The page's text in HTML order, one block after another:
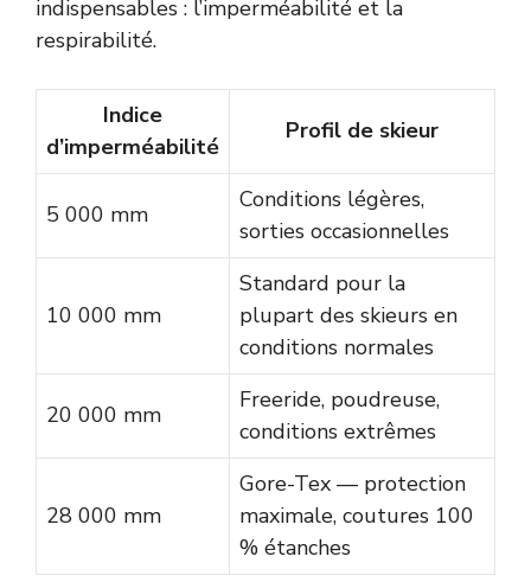
indispensables : l’imperméabilité et la
respirabilité.
Indice
d’imperméabilité
Profil de skieur
5 000 mm
Conditions légères,
sorties occasionnelles
10 000 mm
Standard pour la
plupart des skieurs en
conditions normales
20 000 mm
Freeride, poudreuse,
conditions extrêmes
28 000 mm
Gore-Tex — protection
maximale, coutures 100
% étanches